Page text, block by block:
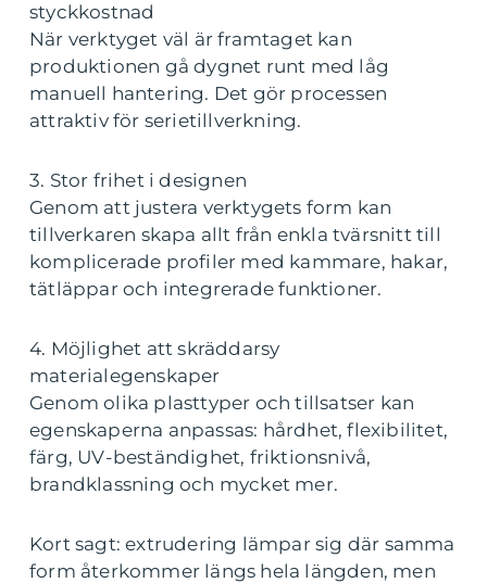
styckkostnad
När verktyget väl är framtaget kan
produktionen gå dygnet runt med låg
manuell hantering. Det gör processen
attraktiv för serietillverkning.
3. Stor frihet i designen
Genom att justera verktygets form kan
tillverkaren skapa allt från enkla tvärsnitt till
komplicerade profiler med kammare, hakar,
tätläppar och integrerade funktioner.
4. Möjlighet att skräddarsy
materialegenskaper
Genom olika plasttyper och tillsatser kan
egenskaperna anpassas: hårdhet, flexibilitet,
färg, UV-beständighet, friktionsnivå,
brandklassning och mycket mer.
Kort sagt: extrudering lämpar sig där samma
form återkommer längs hela längden, men